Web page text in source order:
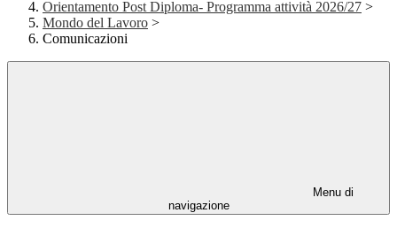
Orientamento Post Diploma- Programma attività 2026/27 >
Mondo del Lavoro >
Comunicazioni
Menu di
navigazione